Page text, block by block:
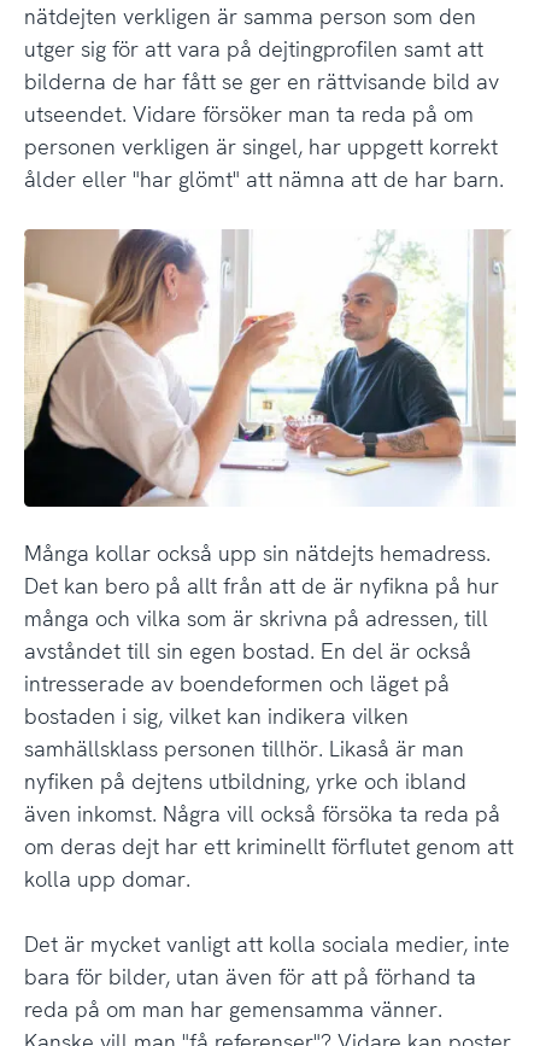
nätdejten verkligen är samma person som den
utger sig för att vara på dejtingprofilen samt att
bilderna de har fått se ger en rättvisande bild av
utseendet. Vidare försöker man ta reda på om
personen verkligen är singel, har uppgett korrekt
ålder eller "har glömt" att nämna att de har barn.
Många kollar också upp sin nätdejts hemadress.
Det kan bero på allt från att de är nyfikna på hur
många och vilka som är skrivna på adressen, till
avståndet till sin egen bostad. En del är också
intresserade av boendeformen och läget på
bostaden i sig, vilket kan indikera vilken
samhällsklass personen tillhör. Likaså är man
nyfiken på dejtens utbildning, yrke och ibland
även inkomst. Några vill också försöka ta reda på
om deras dejt har ett kriminellt förflutet genom att
kolla upp domar.
Det är mycket vanligt att kolla sociala medier, inte
bara för bilder, utan även för att på förhand ta
reda på om man har gemensamma vänner.